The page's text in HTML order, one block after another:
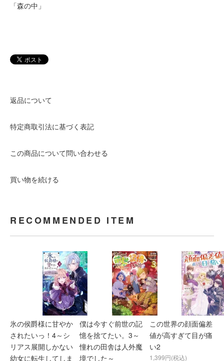
「森の中」
返品について
特定商取引法に基づく表記
この商品について問い合わせる
買い物を続ける
RECOMMENDED ITEM
氷の侯爵様に甘やか
されたいっ！4～シ
リアス展開しかない
幼女に転生してしま
僕は今すぐ前世の記
憶を捨てたい。3～
憧れの田舎は人外魔
境でした～
この世界の顔面偏差
値が高すぎて目が痛
い2
1,399円(税込)